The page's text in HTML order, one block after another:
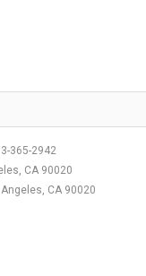
365-2942
CA 90020
CA 90020